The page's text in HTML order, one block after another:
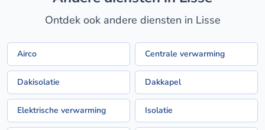
Ontdek ook andere diensten in Lisse
Airco Centrale verwarming
Dakisolatie Dakkapel
Elektrische verwarming Isolatie